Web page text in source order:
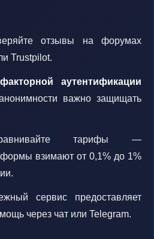
отзывы на форумах
Trustpilot.
аутентификации
важно защищать
тарифы —
взимают от 0,1% до 1%
сервис предоставляет
через чат или Telegram.